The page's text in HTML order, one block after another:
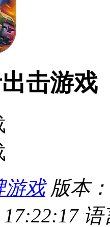
击游戏
游戏 版本
语